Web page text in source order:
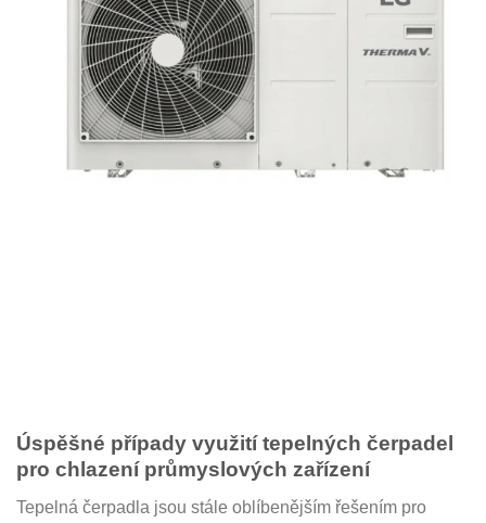
Úspěšné případy využití tepelných čerpadel
pro chlazení průmyslových zařízení
Tepelná čerpadla jsou stále oblíbenějším řešením pro